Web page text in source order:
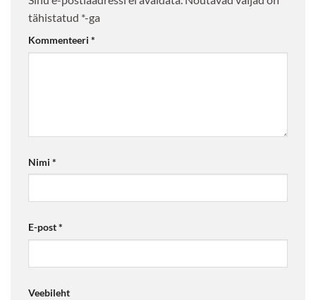
tähistatud *-ga
Kommenteeri *
Nimi *
E-post*
Veebileht